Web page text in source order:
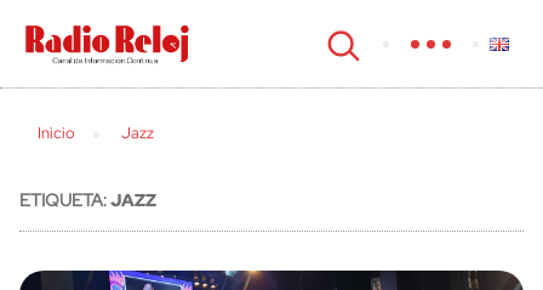
cerrar
Inicio Jazz
ETIQUETA:JAZZ